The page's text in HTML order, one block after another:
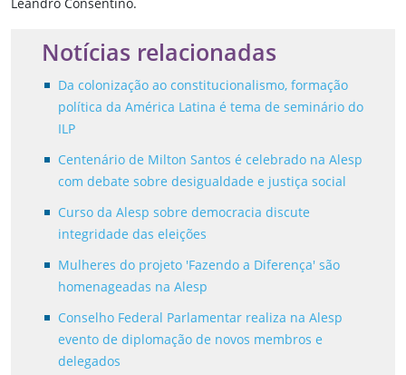
Leandro Consentino.
Notícias relacionadas
Da colonização ao constitucionalismo, formação
política da América Latina é tema de seminário do
ILP
Centenário de Milton Santos é celebrado na Alesp
com debate sobre desigualdade e justiça social
Curso da Alesp sobre democracia discute
integridade das eleições
Mulheres do projeto 'Fazendo a Diferença' são
homenageadas na Alesp
Conselho Federal Parlamentar realiza na Alesp
evento de diplomação de novos membros e
delegados